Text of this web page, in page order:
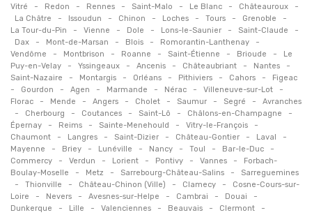
Vitré
- Redon - Rennes - Saint-Malo - Le Blanc - Châteauroux -
La Châtre - Issoudun - Chinon - Loches - Tours - Grenoble -
La Tour-du-Pin - Vienne - Dole - Lons-le-Saunier - Saint-Claude -
Dax - Mont-de-Marsan - Blois - Romorantin-Lanthenay -
Vendôme - Montbrison - Roanne - Saint-Étienne - Brioude -
Le
Puy-en-Velay
- Yssingeaux - Ancenis - Châteaubriant - Nantes -
Saint-Nazaire - Montargis - Orléans - Pithiviers - Cahors - Figeac
- Gourdon - Agen - Marmande - Nérac - Villeneuve-sur-Lot -
Florac - Mende - Angers - Cholet - Saumur - Segré - Avranches
- Cherbourg - Coutances - Saint-Lô - Châlons-en-Champagne -
Épernay - Reims - Sainte-Menehould - Vitry-le-François -
Chaumont - Langres - Saint-Dizier - Château-Gontier - Laval -
Mayenne - Briey - Lunéville - Nancy - Toul - Bar-le-Duc -
Commercy - Verdun - Lorient - Pontivy - Vannes -
Forbach-
Boulay-Moselle
- Metz - Sarrebourg-Château-Salins - Sarreguemines
- Thionville - Château-Chinon (Ville) - Clamecy -
Cosne-Cours-sur-
Loire
- Nevers - Avesnes-sur-Helpe - Cambrai - Douai -
Dunkerque - Lille - Valenciennes - Beauvais - Clermont -